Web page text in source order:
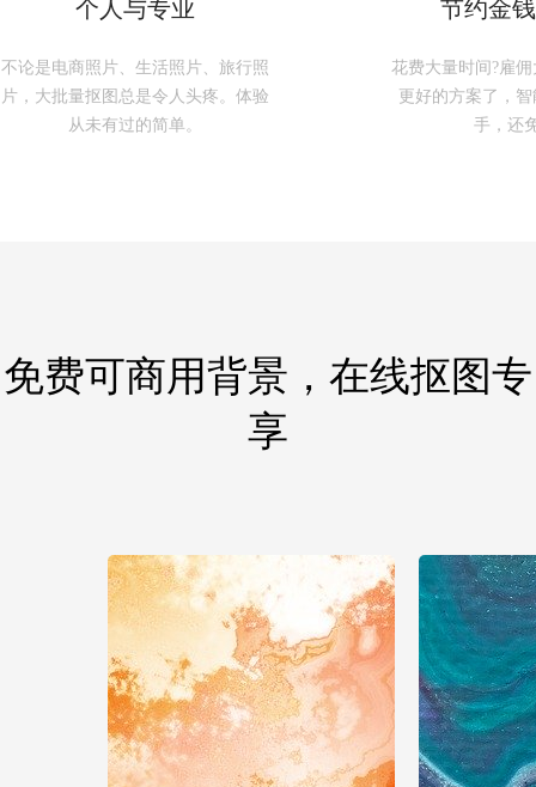
个人与专业
不论是电商照片、生活照片、旅行照
片，大批量抠图总是令人头疼。体验
从未有过的简单。
节约金
花费大量时间?雇
更好的方案了，
手，还
免费可商用背景，在线抠图专
享